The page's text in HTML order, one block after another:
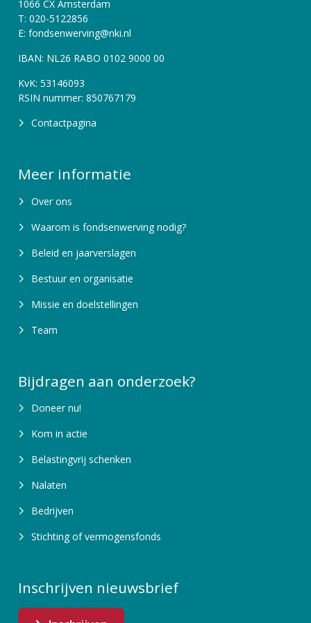
1066 CX Amsterdam
T: 020-5122856
E: fondsenwerving@nki.nl
IBAN: NL26 RABO 0102 9000 00
KvK: 53146093
RSIN nummer: 850767179
Contactpagina
Meer informatie
Over ons
Waarom is fondsenwerving nodig?
Beleid en jaarverslagen
Bestuur en organisatie
Missie en doelstellingen
Team
Bijdragen aan onderzoek?
Doneer nu!
Kom in actie
Belastingvrij schenken
Nalaten
Bedrijven
Stichting of vermogensfonds
Inschrijven nieuwsbrief